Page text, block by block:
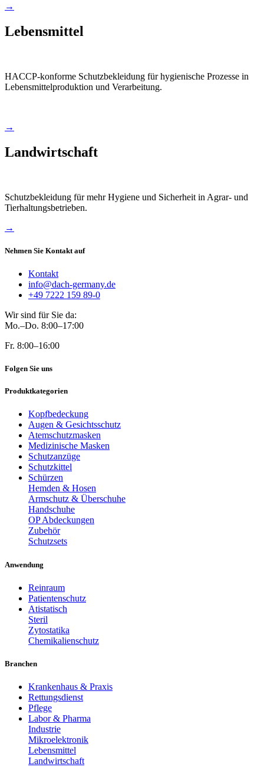
→
Lebensmittel
HACCP-konforme Schutzbekleidung für hygienische Prozesse in
Lebensmittelproduktion und Verarbeitung.
→
Landwirtschaft
Schutzbekleidung für mehr Hygiene und Sicherheit in Agrar- und
Tierhaltungsbetrieben.
→
Nehmen Sie Kontakt auf
Kontakt
info@dach-germany.de
+49 7222 159 89-0
Wir sind für Sie da:
Mo.–Do. 8:00–17:00
Fr. 8:00–16:00
Folgen Sie uns
Produktkategorien
Kopfbedeckung
Augen & Gesichtsschutz
Atemschutzmasken
Medizinische Masken
Schutzanzüge
Schutzkittel
Schürzen
Hemden & Hosen
Armschutz & Überschuhe
Handschuhe
OP Abdeckungen
Zubehör
Schutzsets
Anwendung
Reinraum
Patientenschutz
Atistatisch
Steril
Zytostatika
Chemikalienschutz
Branchen
Krankenhaus & Praxis
Rettungsdienst
Pflege
Labor & Pharma
Industrie
Mikroelektronik
Lebensmittel
Landwirtschaft